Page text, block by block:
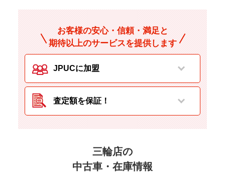
お客様の安心・信頼・満足と
期待以上のサービスを提供します
JPUCに加盟
査定額を保証！
三輪店の
中古車・在庫情報